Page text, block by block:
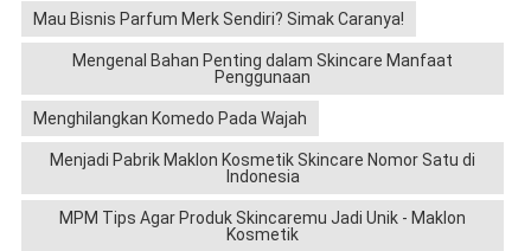
Mau Bisnis Parfum Merk Sendiri? Simak Caranya!
Mengenal Bahan Penting dalam Skincare Manfaat
Penggunaan
Menghilangkan Komedo Pada Wajah
Menjadi Pabrik Maklon Kosmetik Skincare Nomor Satu di
Indonesia
MPM Tips Agar Produk Skincaremu Jadi Unik - Maklon
Kosmetik